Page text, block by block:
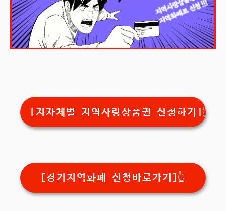
[지자체별 지역사랑상품권 신청하기]👆️
[경기지역화폐 신청바로가기]👆️